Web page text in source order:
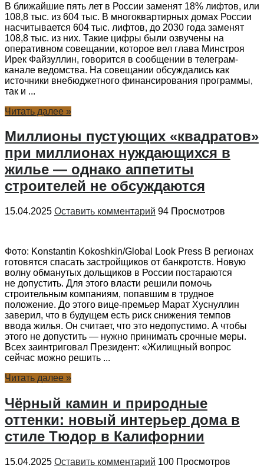
В ближайшие пять лет в России заменят 18% лифтов, или
108,8 тыс. из 604 тыс. В многоквартирных домах России
насчитывается 604 тыс. лифтов, до 2030 года заменят
108,8 тыс. из них. Такие цифры были озвучены на
оперативном совещании, которое вел глава Минстроя
Ирек Файзуллин, говорится в сообщении в телеграм-
канале ведомства. На совещании обсуждались как
источники внебюджетного финансирования программы,
так и ...
Читать далее »
Миллионы пустующих «квадратов»
при миллионах нуждающихся в
жилье — однако аппетиты
строителей не обсуждаются
15.04.2025 Оставить комментарий 94 Просмотров
Фото: Konstantin Kokoshkin/Global Look Press В регионах
готовятся спасать застройщиков от банкротств. Новую
волну обманутых дольщиков в России постараются
не допустить. Для этого власти решили помочь
строительным компаниям, попавшим в трудное
положение. До этого вице-премьер Марат Хуснуллин
заверил, что в будущем есть риск снижения темпов
ввода жилья. Он считает, что это недопустимо. А чтобы
этого не допустить — нужно принимать срочные меры.
Всех заинтриговал Президент: «Жилищный вопрос
сейчас можно решить ...
Читать далее »
Чёрный камин и природные
оттенки: новый интерьер дома в
стиле Тюдор в Калифорнии
15.04.2025 Оставить комментарий 100 Просмотров